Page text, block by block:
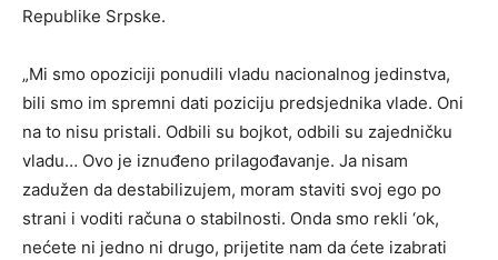
Republike Srpske.
„Mi smo opoziciji ponudili vladu nacionalnog jedinstva,
bili smo im spremni dati poziciju predsjednika vlade. Oni
na to nisu pristali. Odbili su bojkot, odbili su zajedničku
vladu… Ovo je iznuđeno prilagođavanje. Ja nisam
zadužen da destabilizujem, moram staviti svoj ego po
strani i voditi računa o stabilnosti. Onda smo rekli ‘ok,
nećete ni jedno ni drugo, prijetite nam da ćete izabrati